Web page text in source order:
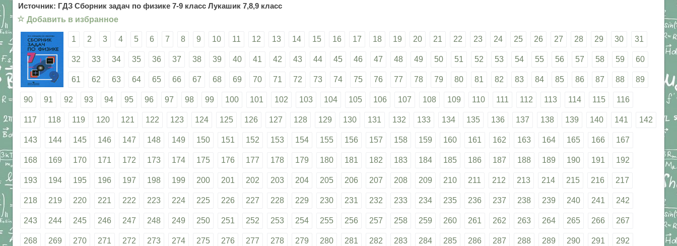
Источник: ГДЗ Сборник задач по физике 7-9 класс Лукашик 7,8,9 класс
☆ Добавить в избранное
1 2 3 4 5 6 7 8 9 10 11 12 13 14 15 16 17 18 19 20 21 22 23 24 25 26 27 28 29 30 31
32 33 34 35 36 37 38 39 40 41 42 43 44 45 46 47 48 49 50 51 52 53 54 55 56 57 58 59 60
61 62 63 64 65 66 67 68 69 70 71 72 73 74 75 76 77 78 79 80 81 82 83 84 85 86 87 88 89
90 91 92 93 94 95 96 97 98 99 100 101 102 103 104 105 106 107 108 109 110 111 112 113 114 115 116
117 118 119 120 121 122 123 124 125 126 127 128 129 130 131 132 133 134 135 136 137 138 139 140 141 142
143 144 145 146 147 148 149 150 151 152 153 154 155 156 157 158 159 160 161 162 163 164 165 166 167
168 169 170 171 172 173 174 175 176 177 178 179 180 181 182 183 184 185 186 187 188 189 190 191 192
193 194 195 196 197 198 199 200 201 202 203 204 205 206 207 208 209 210 211 212 213 214 215 216 217
218 219 220 221 222 223 224 225 226 227 228 229 230 231 232 233 234 235 236 237 238 239 240 241 242
243 244 245 246 247 248 249 250 251 252 253 254 255 256 257 258 259 260 261 262 263 264 265 266 267
268 269 270 271 272 273 274 275 276 277 278 279 280 281 282 283 284 285 286 287 288 289 290 291 292